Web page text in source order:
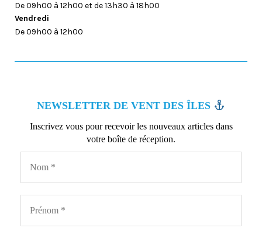
De 09h00 à 12h00 et de 13h30 à 18h00
Vendredi
De 09h00 à 12h00
NEWSLETTER DE VENT DES ÎLES
Inscrivez vous pour recevoir les nouveaux articles dans
votre boîte de réception.